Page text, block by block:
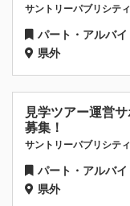
サントリーパブリシテ
パート・アルバイ
県外
見学ツアー運営
募集！
サントリーパブリシテ
パート・アルバイ
県外